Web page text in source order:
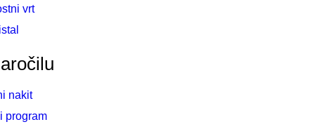
vrt
nakit
program